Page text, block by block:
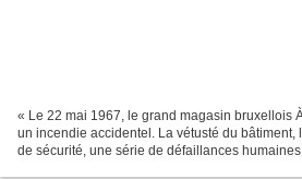
« Le 22 mai 1967, le grand magasin bruxellois
un incendie accidentel. La vétusté du bâtiment,
de sécurité, une série de défaillances